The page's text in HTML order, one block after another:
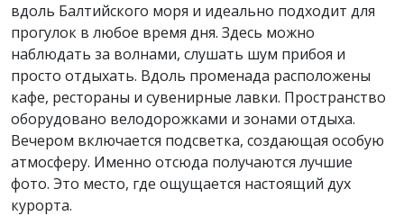
вдоль Балтийского моря и идеально подходит для
прогулок в любое время дня. Здесь можно
наблюдать за волнами, слушать шум прибоя и
просто отдыхать. Вдоль променада расположены
кафе, рестораны и сувенирные лавки. Пространство
оборудовано велодорожками и зонами отдыха.
Вечером включается подсветка, создающая особую
атмосферу. Именно отсюда получаются лучшие
фото. Это место, где ощущается настоящий дух
курорта.